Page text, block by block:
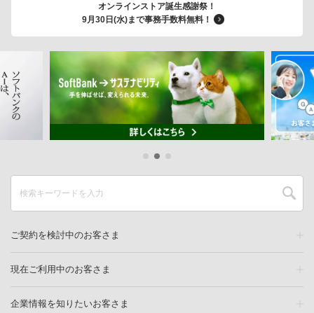
オンラインストア誕生感謝祭！
9月30日(水)まで事務手数料無料！
ご契約を検討中のお客さま
現在ご利用中のお客さま
企業情報を知りたいお客さま